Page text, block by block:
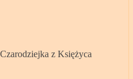
z Księżyca